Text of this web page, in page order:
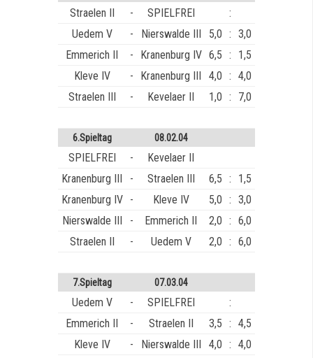
Straelen II - SPIELFREI
:
Uedem V
- Nierswalde III 5,0 : 3,0
Emmerich II
- Kranenburg IV 6,5 :
1,5
Kleve IV
- Kranenburg III 4,0 : 4,0
Straelen III
- Kevelaer II 1,0 : 7,0
6.Spieltag 08.02.04
SPIELFREI -
Kevelaer II
Kranenburg III
- Straelen III 6,5 :
1,5
Kranenburg IV
- Kleve IV 5,0 : 3,0
Nierswalde III
- Emmerich II 2,0 : 6,0
Straelen II
- Uedem V 2,0 : 6,0
7.Spieltag 07.03.04
Uedem V - SPIELFREI
:
Emmerich II
- Straelen II 3,5 : 4,5
Kleve IV
- Nierswalde III 4,0 : 4,0